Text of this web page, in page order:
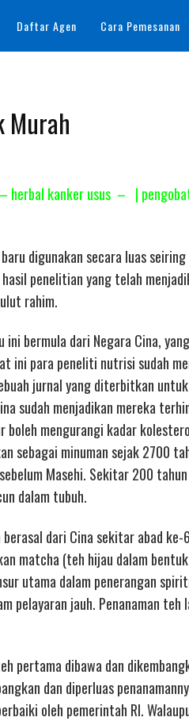
Daftar Agen Cara Pemesanan
Murah
herbal kanker usus – |
digunakan secara luas
penelitian yang telah
rahim.
bermula dari Negara Cina,
ini para peneliti nutrisi sudah
jurnal yang diterbitkan
sudah menjadikan mereka
mengurangi kadar
sebagai minuman sejak 2700
Masehi. Sekitar 200
dalam tubuh.
dari Cina sekitar abad ke-
matcha (teh hijau dalam
utama dalam penerangan
pelayaran jauh. Penanaman
pertama dibawa dan
dan diperluas
oleh pemerintah RI.